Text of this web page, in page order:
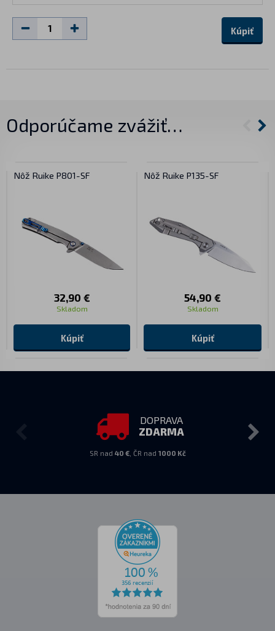
Kúpiť
Odporúčame zvážiť…
Nôž Ruike P801-SF
32,90 €
Skladom
Kúpiť
Nôž Ruike P135-SF
54,90 €
Skladom
Kúpiť
DOPRAVA
ZDARMA
SR nad 40 €, ČR nad 1000 Kč